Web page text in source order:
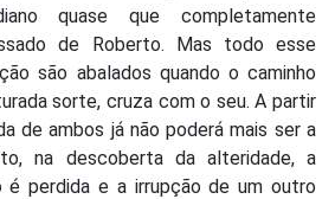
quase que completamente
de Roberto. Mas todo esse
são abalados quando o caminho
sorte, cruza com o seu. A partir
de ambos já não poderá mais ser a
na descoberta da alteridade, a
é perdida e a irrupção de um outro